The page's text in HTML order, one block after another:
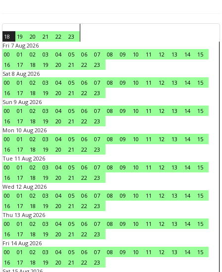
18 19 20 21 22
23
Fri 7 Aug 2026
00
01 02 03 04 05 06 07 08 09 10 11 12 13 14
15
16
17 18 19 20 21 22
23
Sat 8 Aug 2026
00
01 02 03 04 05 06 07 08 09 10 11 12 13 14
15
16
17 18 19 20 21 22
23
Sun 9 Aug 2026
00
01 02 03 04 05 06 07 08 09 10 11 12 13 14
15
16
17 18 19 20 21 22
23
Mon 10 Aug 2026
00
01 02 03 04 05 06 07 08 09 10 11 12 13 14
15
16
17 18 19 20 21 22
23
Tue 11 Aug 2026
00
01 02 03 04 05 06 07 08 09 10 11 12 13 14
15
16
17 18 19 20 21 22
23
Wed 12 Aug 2026
00
01 02 03 04 05 06 07 08 09 10 11 12 13 14
15
16
17 18 19 20 21 22
23
Thu 13 Aug 2026
00
01 02 03 04 05 06 07 08 09 10 11 12 13 14
15
16
17 18 19 20 21 22
23
Fri 14 Aug 2026
00
01 02 03 04 05 06 07 08 09 10 11 12 13 14
15
16
17 18 19 20 21 22
23